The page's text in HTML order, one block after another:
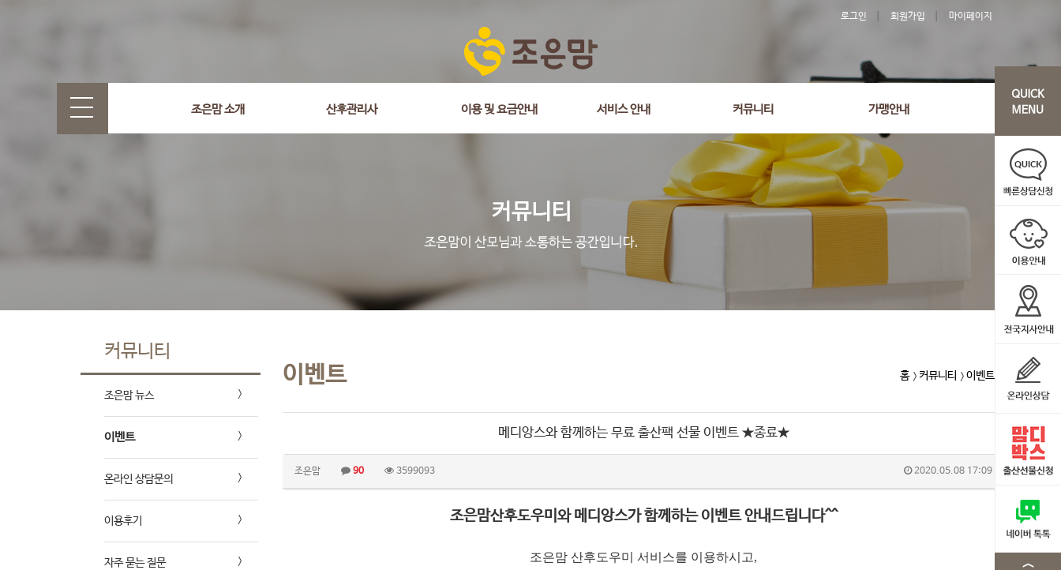
로그인 회원가입 마이페이지
조은맘 소개 산후관리사 이용 및 요금안내 서비스 안내 커뮤니티 가맹안내
커뮤니티
조은맘 뉴스
이벤트
온라인 상담문의
이용후기
자주 묻는 질문
이벤트 홈 커뮤니티 이벤트
메디앙스와 함께하는 무료 출산팩 선물 이벤트 ★종료★
조은맘 90 3599093 2020.05.08 17:09
조은맘산후도우미와 메디앙스가 함께하는 이벤트 안내드립니다^^
조은맘 산후도우미 서비스를 이용하시고,